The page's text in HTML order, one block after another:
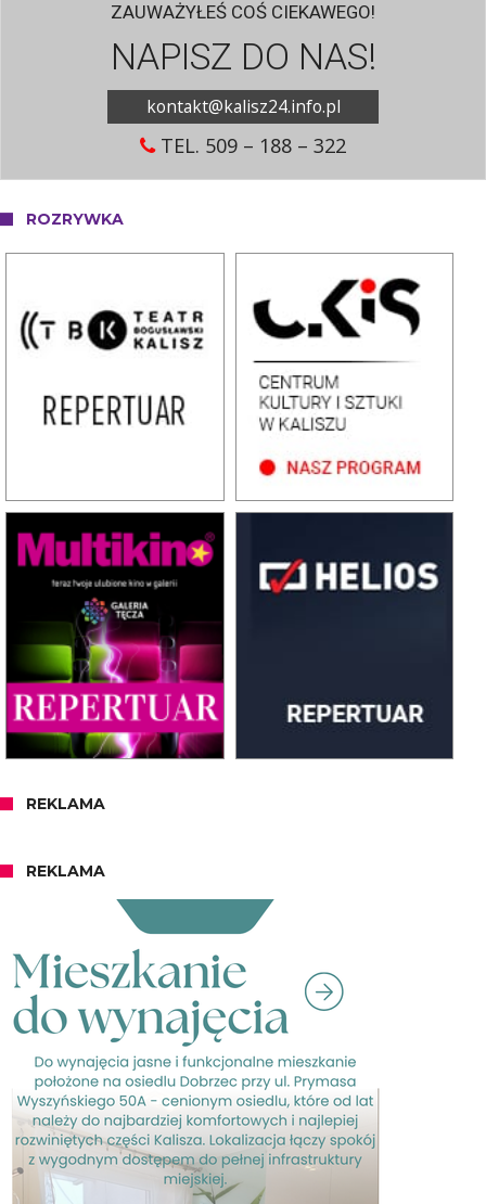
ZAUWAŻYŁEŚ COŚ CIEKAWEGO!
NAPISZ DO NAS!
kontakt@kalisz24.info.pl
TEL. 509 – 188 – 322
ROZRYWKA
REKLAMA
REKLAMA